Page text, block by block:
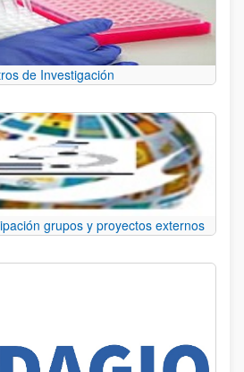
de Investigación
grupos y proyectos externos